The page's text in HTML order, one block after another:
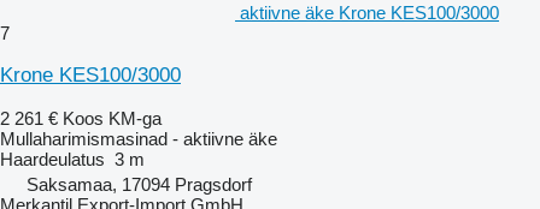
aktiivne äke Krone KES100/3000
7
Krone KES100/3000
2 261 € Koos KM-ga
Mullaharimismasinad - aktiivne äke
Haardeulatus 3 m
Saksamaa, 17094 Pragsdorf
Merkantil Export-Import GmbH